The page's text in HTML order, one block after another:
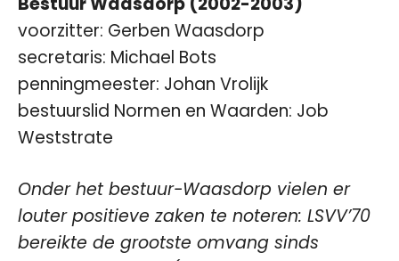
voorzitter: Gerben Waasdorp
secretaris: Michael Bots
penningmeester: Johan Vrolijk
bestuurslid Normen en Waarden: Job
Weststrate
Onder het bestuur-Waasdorp vielen er
louter positieve zaken te noteren: LSVV’70
bereikte de grootste omvang sinds